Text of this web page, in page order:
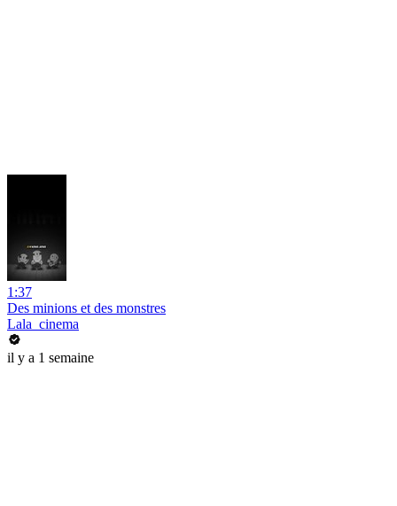
1:37
Des minions et des monstres
Lala_cinema
il y a 1 semaine